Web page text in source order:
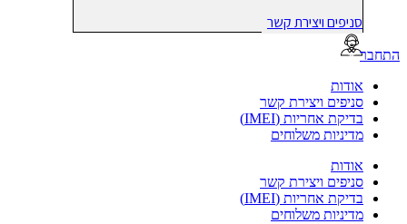
סניפים ויצירת קשר
אודות
סניפים ויצירת קשר
בדיקת אחריות (IMEI)
מדיניות משלוחים
אודות
סניפים ויצירת קשר
בדיקת אחריות (IMEI)
מדיניות משלוחים